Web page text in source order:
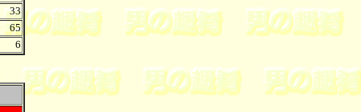
33
65
6